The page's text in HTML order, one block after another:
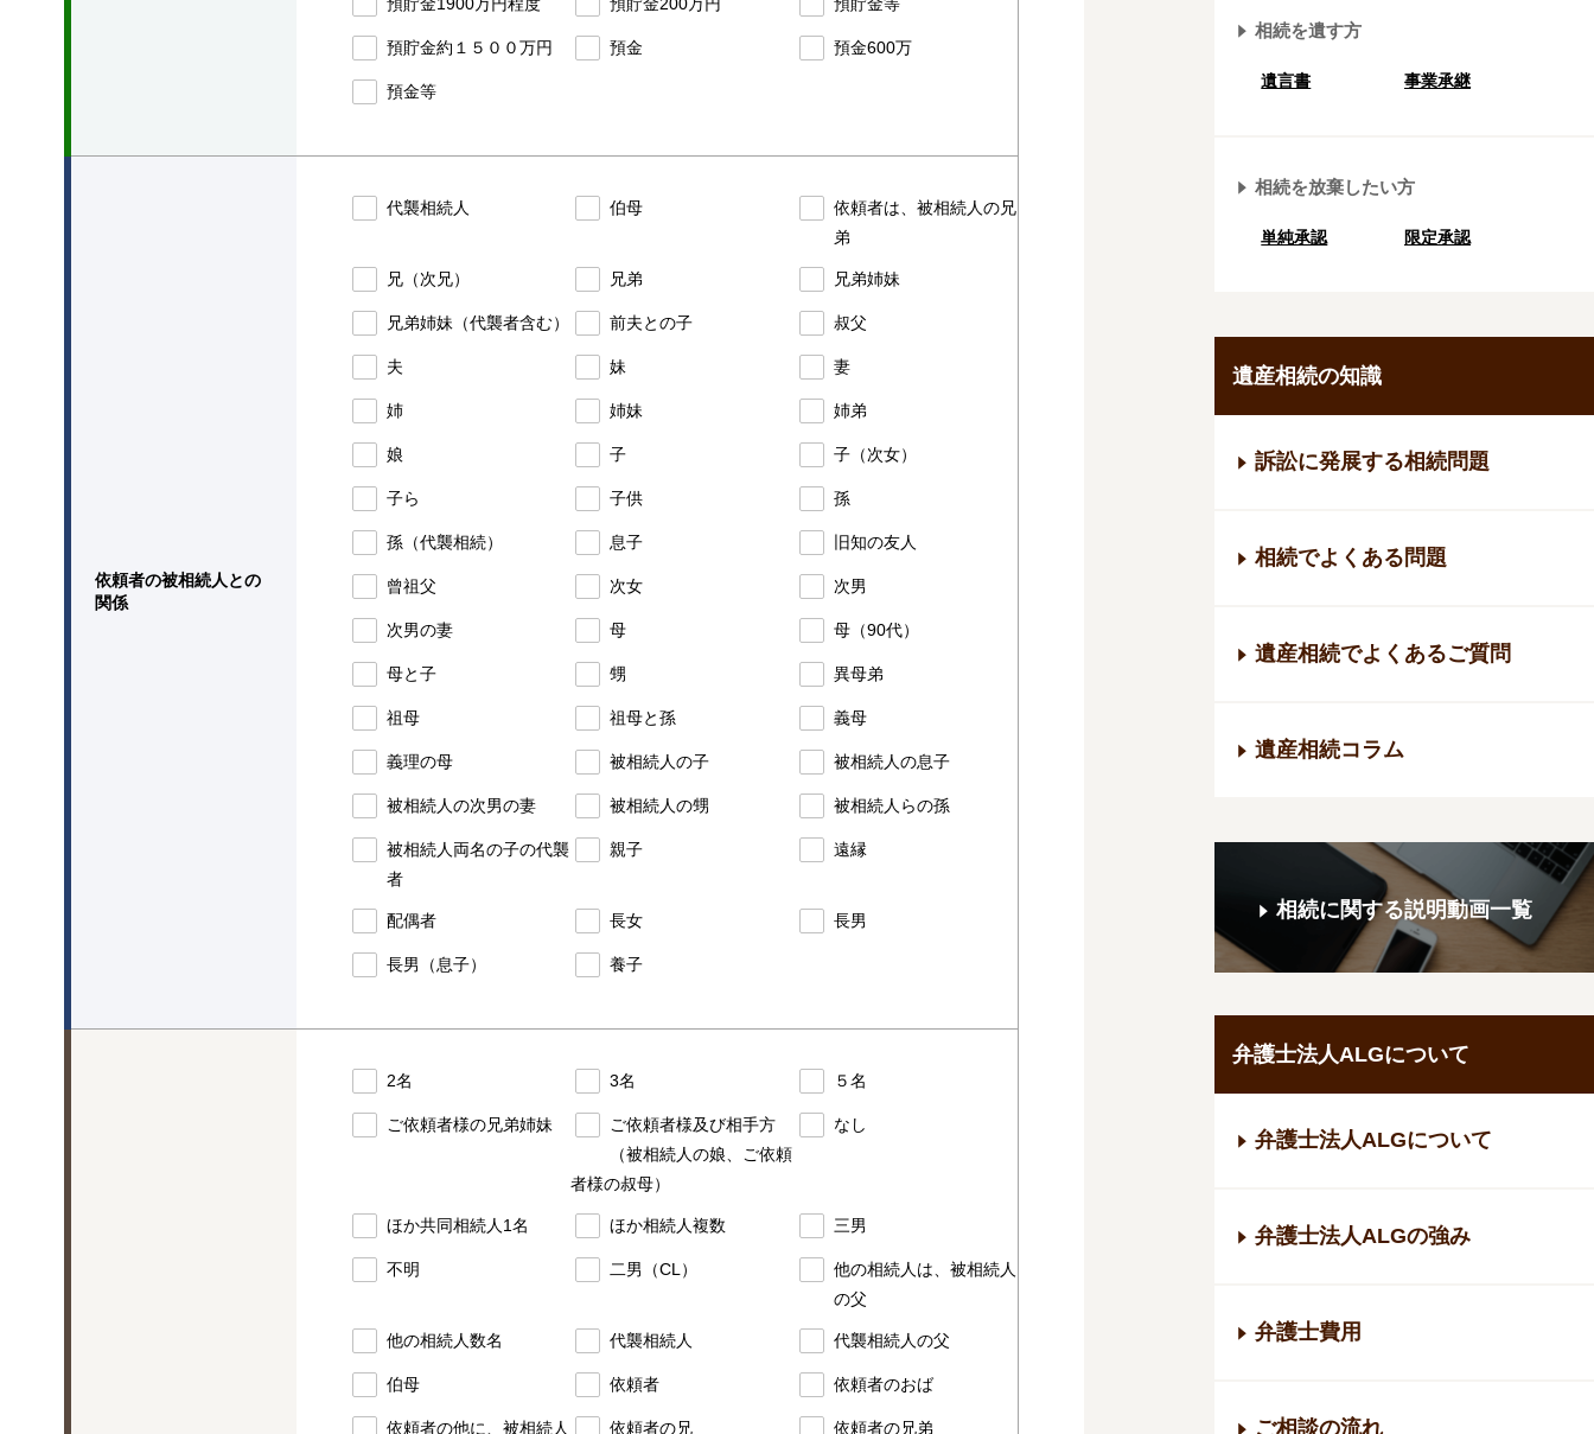
預貯金約１５００万円 預金 預金600万
預金等
依頼者の被相続人との
関係
代襲相続人 伯母
依頼者は、被相続人の兄
弟
兄（次兄） 兄弟 兄弟姉妹
兄弟姉妹（代襲者含む） 前夫との子 叔父
夫 妹 妻
姉 姉妹 姉弟
娘 子 子（次女）
子ら 子供 孫
孫（代襲相続） 息子 旧知の友人
曾祖父 次女 次男
次男の妻 母 母（90代）
母と子 甥 異母弟
祖母 祖母と孫 義母
義理の母 被相続人の子 被相続人の息子
被相続人の次男の妻 被相続人の甥 被相続人らの孫
被相続人両名の子の代襲
者
親子 遠縁
配偶者 長女 長男
長男（息子） 養子
2名 3名 ５名
ご依頼者様の兄弟姉妹
ご依頼者様及び相手方
（被相続人の娘、ご依頼
者様の叔母）
なし
ほか共同相続人1名 ほか相続人複数 三男
不明 二男（CL）
他の相続人は、被相続人
の父
他の相続人数名 代襲相続人 代襲相続人の父
伯母 依頼者 依頼者のおば
依頼者の他に、被相続人 依頼者の兄 依頼者の兄弟
相続を遺す方
遺言書 事業承継
相続を放棄したい方
単純承認 限定承認
遺産相続の知識
訴訟に発展する相続問題
相続でよくある問題
遺産相続でよくあるご質問
遺産相続コラム
相続に関する説明動画一覧
弁護士法人ALGについて
弁護士法人ALGについて
弁護士法人ALGの強み
弁護士費用
ご相談の流れ